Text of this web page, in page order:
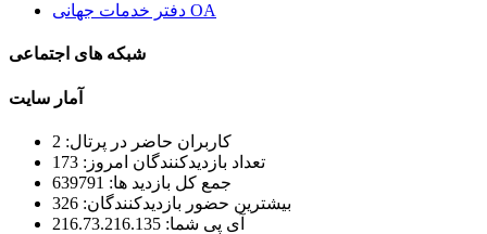
دفتر خدمات جهانی OA
شبکه های اجتماعی
آمار سایت
کاربران حاضر در پرتال: 2
تعداد بازدیدکنندگان امروز: 173
جمع کل بازدید ها: 639791
بیشترین حضور بازدیدکنندگان: 326
آی پی شما: 216.73.216.135